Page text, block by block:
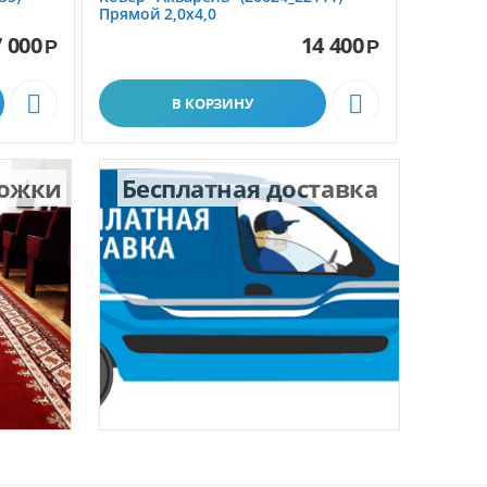
000Р

Прямой 2,0х4,0
14 400Р
В КОРЗИНУ 
Бесплатная доставка